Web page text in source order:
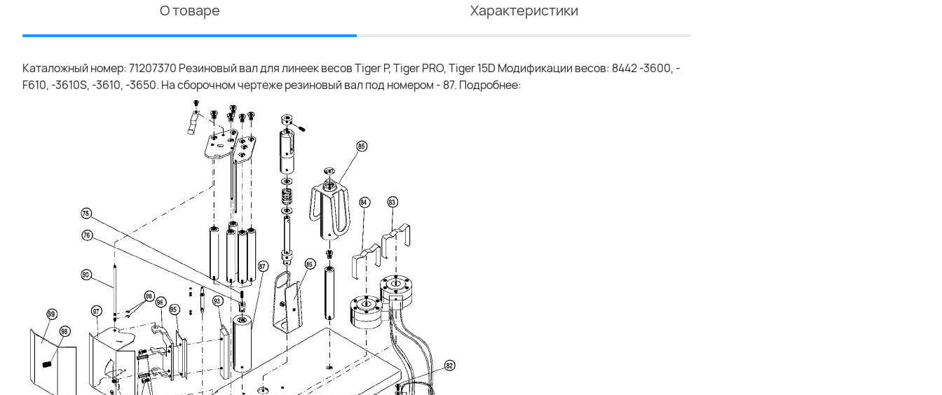
О товаре Характеристики
Каталожный номер: 71207370 Резиновый вал для линеек весов Tiger P, Tiger PRO, Tiger 15D Модификации весов: 8442 -3600, -
F610, -3610S, -3610, -3650. На сборочном чертеже резиновый вал под номером - 87. Подробнее: